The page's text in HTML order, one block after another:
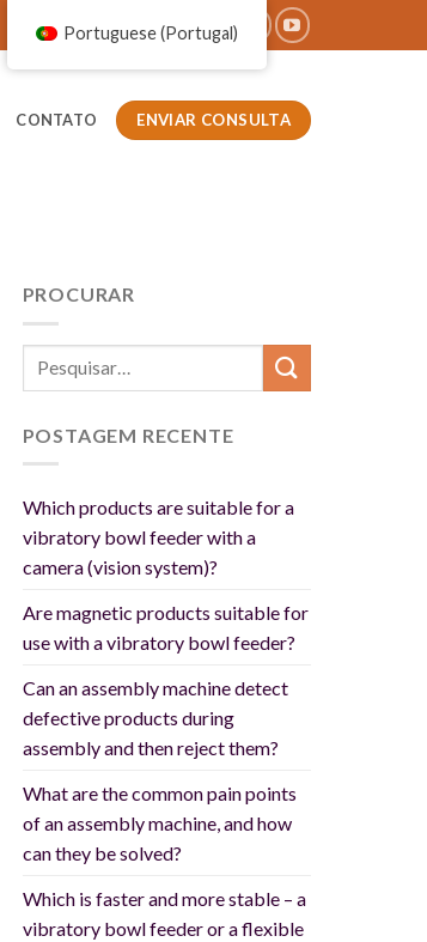
CONTATO ENVIAR CONSULTA
PROCURAR
POSTAGEM RECENTE
Which products are suitable for a
vibratory bowl feeder with a
camera (vision system)?
Are magnetic products suitable for
use with a vibratory bowl feeder?
Can an assembly machine detect
defective products during
assembly and then reject them?
What are the common pain points
of an assembly machine, and how
can they be solved?
Which is faster and more stable – a
vibratory bowl feeder or a flexible
Portuguese (Portugal)